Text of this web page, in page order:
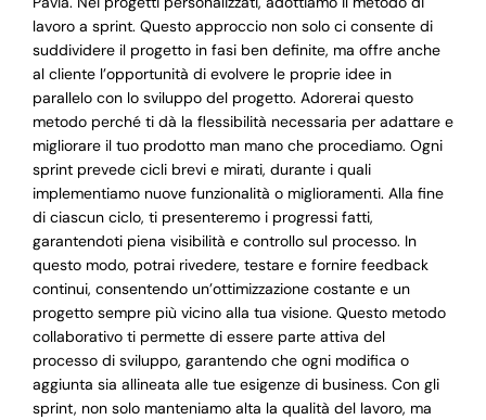
lavoro a sprint. Questo approccio non solo ci consente di
suddividere il progetto in fasi ben definite, ma offre anche
al cliente l’opportunità di evolvere le proprie idee in
parallelo con lo sviluppo del progetto. Adorerai questo
metodo perché ti dà la flessibilità necessaria per adattare e
migliorare il tuo prodotto man mano che procediamo. Ogni
sprint prevede cicli brevi e mirati, durante i quali
implementiamo nuove funzionalità o miglioramenti. Alla fine
di ciascun ciclo, ti presenteremo i progressi fatti,
garantendoti piena visibilità e controllo sul processo. In
questo modo, potrai rivedere, testare e fornire feedback
continui, consentendo un’ottimizzazione costante e un
progetto sempre più vicino alla tua visione. Questo metodo
collaborativo ti permette di essere parte attiva del
processo di sviluppo, garantendo che ogni modifica o
aggiunta sia allineata alle tue esigenze di business. Con gli
sprint, non solo manteniamo alta la qualità del lavoro, ma